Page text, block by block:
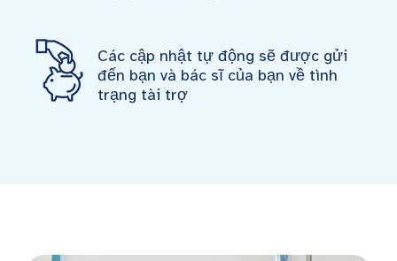
Các cập nhật tự động sẽ được gửi
đến bạn và bác sĩ của bạn về tình
trạng tài trợ